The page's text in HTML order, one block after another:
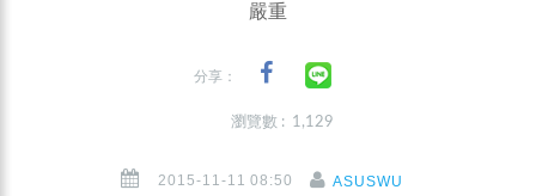
嚴重
分享：
瀏覽數 : 1,129
2015-11-11 08:50 ASUSWU